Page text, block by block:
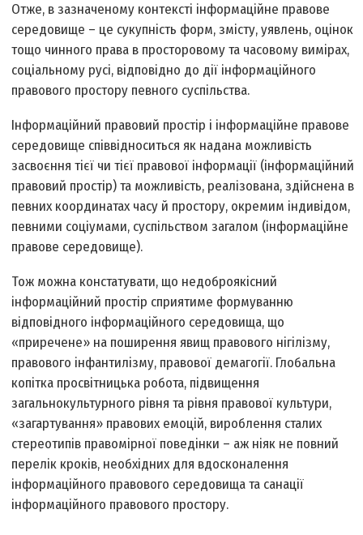
Отже, в зазначеному контексті інформаційне правове
середовище – це сукупність форм, змісту, уявлень, оцінок
тощо чинного права в просторовому та часовому вимірах,
соціальному русі, відповідно до дії інформаційного
правового простору певного суспільства.
Інформаційний правовий простір і інформаційне правове
середовище співвідноситься як надана можливість
засвоєння тієї чи тієї правової інформації (інформаційний
правовий простір) та можливість, реалізована, здійснена в
певних координатах часу й простору, окремим індивідом,
певними соціумами, суспільством загалом (інформаційне
правове середовище).
Тож можна констатувати, що недоброякісний
інформаційний простір сприятиме формуванню
відповідного інформаційного середовища, що
«приречене» на поширення явищ правового нігілізму,
правового інфантилізму, правової демагогії. Глобальна
копітка просвітницька робота, підвищення
загальнокультурного рівня та рівня правової культури,
«загартування» правових емоцій, вироблення сталих
стереотипів правомірної поведінки – аж ніяк не повний
перелік кроків, необхідних для вдосконалення
інформаційного правового середовища та санації
інформаційного правового простору.